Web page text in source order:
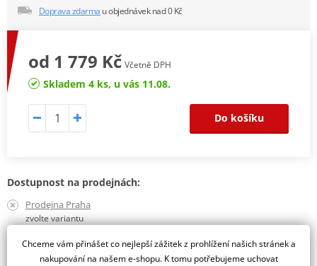
Doprava zdarma u objednávek nad 0 Kč
od 1 779 Kč Včetně DPH
Skladem 4 ks, u vás 11.08.
Do košíku
Dostupnost na prodejnách:
Prodejna Praha
zvolte variantu
zvolte variantu
Chceme vám přinášet co nejlepší zážitek z prohlížení našich stránek a
nakupování na našem e-shopu. K tomu potřebujeme uchovat